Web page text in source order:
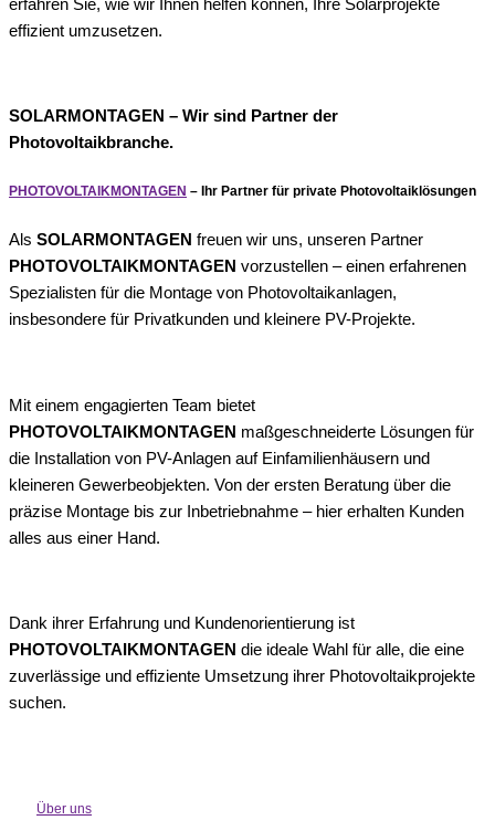
erfahren Sie, wie wir Ihnen helfen können, Ihre Solarprojekte
effizient umzusetzen.
SOLARMONTAGEN – Wir sind Partner der
Photovoltaikbranche.
PHOTOVOLTAIKMONTAGEN – Ihr Partner für private Photovoltaiklösungen
Als SOLARMONTAGEN freuen wir uns, unseren Partner
PHOTOVOLTAIKMONTAGEN vorzustellen – einen erfahrenen
Spezialisten für die Montage von Photovoltaikanlagen,
insbesondere für Privatkunden und kleinere PV-Projekte.
Mit einem engagierten Team bietet
PHOTOVOLTAIKMONTAGEN maßgeschneiderte Lösungen für
die Installation von PV-Anlagen auf Einfamilienhäusern und
kleineren Gewerbeobjekten. Von der ersten Beratung über die
präzise Montage bis zur Inbetriebnahme – hier erhalten Kunden
alles aus einer Hand.
Dank ihrer Erfahrung und Kundenorientierung ist
PHOTOVOLTAIKMONTAGEN die ideale Wahl für alle, die eine
zuverlässige und effiziente Umsetzung ihrer Photovoltaikprojekte
suchen.
Über uns